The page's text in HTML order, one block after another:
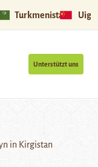
Turkmenistan
Unterstützt uns
in Kirgistan